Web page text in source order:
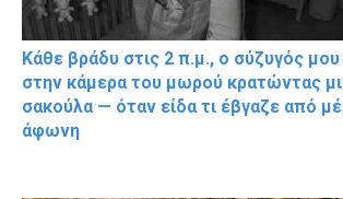
Κάθε βράδυ στις 2 π.μ., ο σύζυγός
στην κάμερα του μωρού κρατώντας
σακούλα — όταν είδα τι έβγαζε από
άφωνη